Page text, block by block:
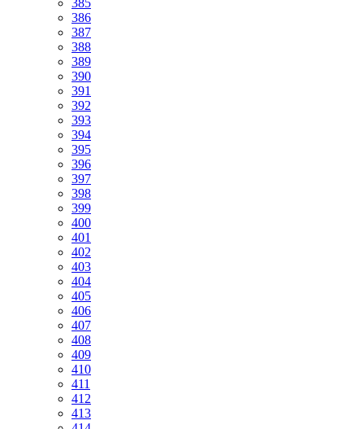
386
387
388
389
390
391
392
393
394
395
396
397
398
399
400
401
402
403
404
405
406
407
408
409
410
411
412
413